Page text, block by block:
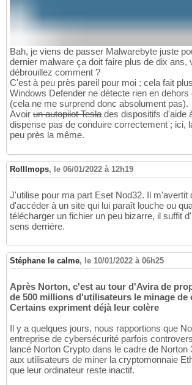
Bah, je viens de passer Malwarebyte juste
dernier malware ça doit faire plus de dix ans,
débrouillez comment ?
C'est à peu près pareil pour moi ; cela fait
Windows Defender ne détecte rien en
(cela ne me surprend donc absolument pas).
Avoir un autopilot Teslades dispositifs d'aide
dispense pas de conduire correctement ; ici,
peu près la même.
Rolllmops, le 06/01/2022 à 12h19
J'utilise pour ma part Eset Nod32. Il m'avertit
d'accéder à un site qui lui paraît louche ou
télécharger un fichier un peu bizarre, il suffit
sens derrière.
Stéphane le calme, le 10/01/2022 à 06h25
Après Norton, c'est au tour d'Avira de
de 500 millions d'utilisateurs le minage de
Certains expriment déjà leur colère
Il y a quelques jours, nous rapportions que
entreprise de cybersécurité parfois
lancé Norton Crypto dans le cadre de Norton
aux utilisateurs de miner la cryptomonnaie
que leur ordinateur reste inactif.